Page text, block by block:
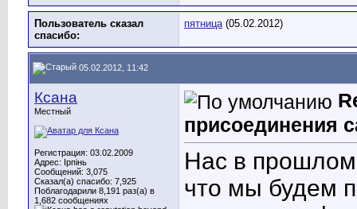
Пользователь сказал
cпасибо:
пятница(05.02.2012)
05.02.2012, 11:42
Ксана
Местный
Регистрация: 03.02.2009
Адрес: Ірпінь
Сообщений: 3,075
Сказал(а) спасибо: 7,925
Поблагодарили 8,191 раз(а) в
1,682 сообщениях
присоединения
Нас в прошлом
что мы будем